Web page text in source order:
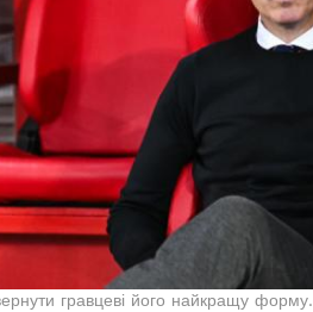
гравцеві його найкращу форму.